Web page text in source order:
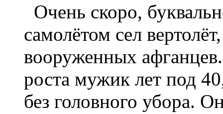
Очень скоро,
самолётом сел
вооруженных
роста мужик лет под
без головного убора.